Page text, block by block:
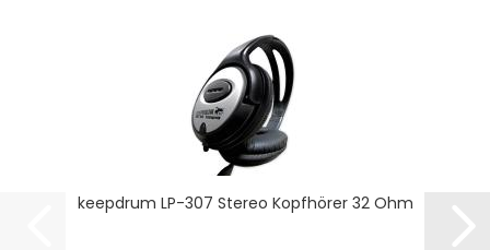
keepdrum LP-307 Stereo Kopfhörer 32 Ohm